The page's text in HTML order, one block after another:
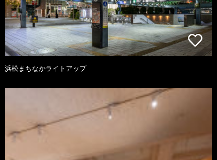
浜松まちなかライトアップ